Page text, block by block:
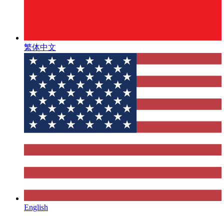
繁体中文
English